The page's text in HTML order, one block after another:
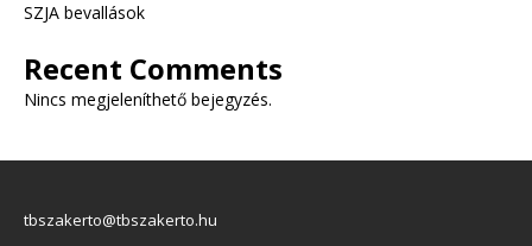
SZJA bevallások
Recent Comments
Nincs megjeleníthető bejegyzés.
tbszakerto@tbszakerto.hu